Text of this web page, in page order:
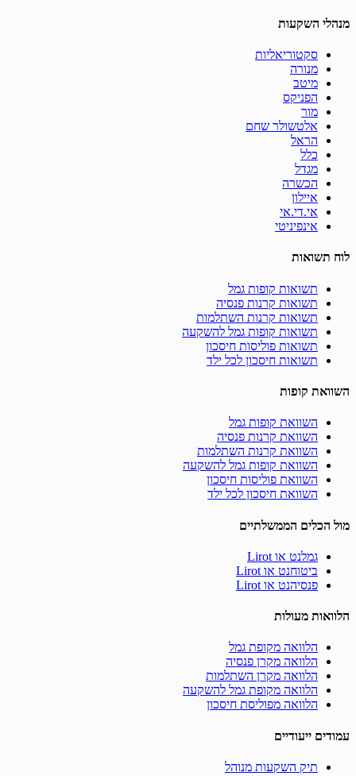
מנהלי השקעות
סקטוריאליות
מנורה
מיטב
הפניקס
מור
אלטשולר שחם
הראל
כלל
מגדל
הכשרה
איילון
אי.די.אי
אינפיניטי
לוח תשואות
תשואות קופות גמל
תשואות קרנות פנסיה
תשואות קרנות השתלמות
תשואות קופות גמל להשקעה
תשואות פוליסות חיסכון
תשואות חיסכון לכל ילד
השוואת קופות
השוואת קופות גמל
השוואת קרנות פנסיה
השוואת קרנות השתלמות
השוואת קופות גמל להשקעה
השוואת פוליסות חיסכון
השוואת חיסכון לכל ילד
מול הכלים הממשלתיים
גמלנט או Lirot
ביטוחנט או Lirot
פנסיהנט או Lirot
הלוואות מעולות
הלוואה מקופת גמל
הלוואה מקרן פנסיה
הלוואה מקרן השתלמות
הלוואה מקופת גמל להשקעה
הלוואה מפוליסת חיסכון
עמודים ייעודיים
תיק השקעות מנוהל